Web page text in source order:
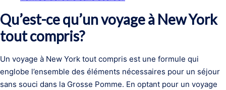
Qu’est-ce qu’un voyage à New York
tout compris?
Un voyage à New York tout compris est une formule qui
englobe l’ensemble des éléments nécessaires pour un séjour
sans souci dans la Grosse Pomme. En optant pour un voyage